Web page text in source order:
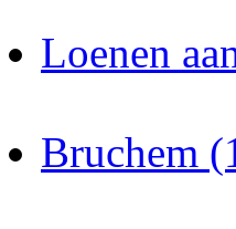
Loenen
Bruchem